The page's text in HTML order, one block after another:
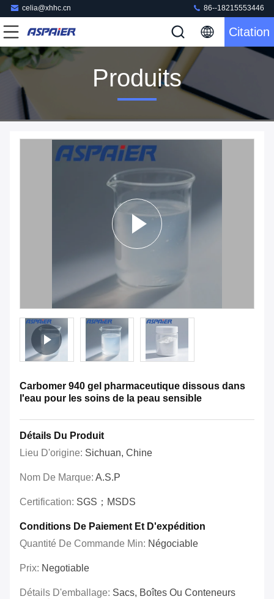
celia@xhhc.cn 86--18215553446
Citation
Produits
Carbomer 940 gel pharmaceutique dissous dans
l'eau pour les soins de la peau sensible
Détails Du Produit
Lieu D'origine: Sichuan, Chine
Nom De Marque: A.S.P
Certification: SGS；MSDS
Conditions De Paiement Et D'expédition
Quantité De Commande Min: Négociable
Prix: Negotiable
Détails D'emballage: Sacs, Boîtes Ou Conteneurs